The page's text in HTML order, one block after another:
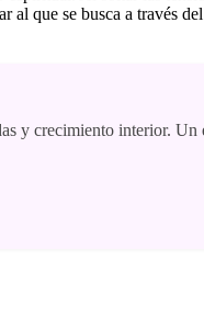
al que se busca a través del
y crecimiento interior. Un